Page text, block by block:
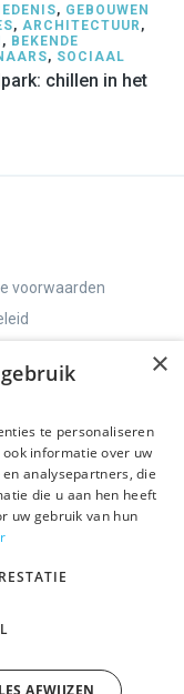
, GEBOUWEN
, ARCHITECTUUR ,
, BEKENDE
, SOCIAAL
chillen in het
voorwaarden
Verzenden
×
te personaliseren
informatie over uw
analysepartners, die
die u aan hen heeft
uw gebruik van hun
AFWIJZEN